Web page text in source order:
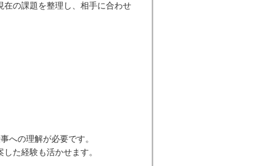
の課題を整理し、相手に合わせ
への理解が必要です。
た経験も活かせます。